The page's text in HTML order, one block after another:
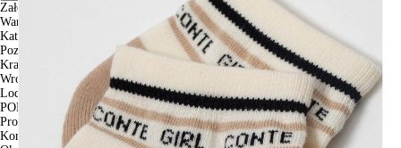
Założenia
Warszawa
Katowice
Poznan
Krakow
Wroclaw
Lodz
PODGLĄD
Produkt w koszyku
Kontynuuj zakupy
ZAMÓWIENIE